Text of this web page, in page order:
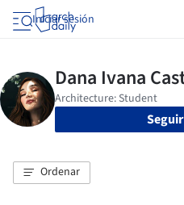
Iniciar sesión
Seguir
Ordenar